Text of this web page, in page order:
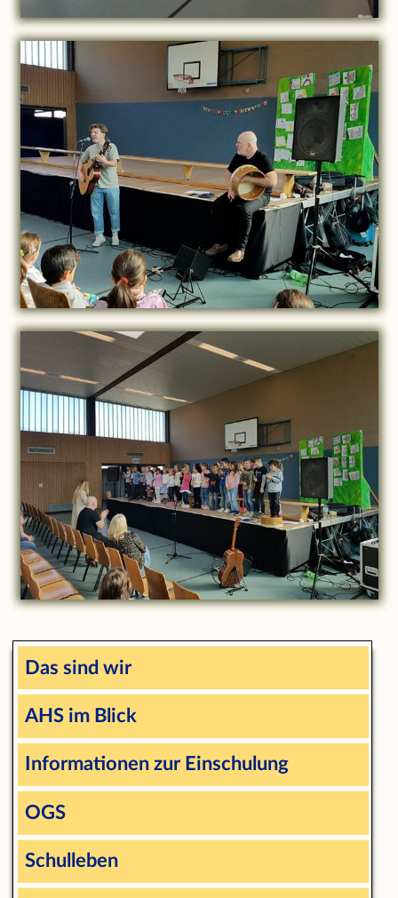
Das sind wir
AHS im Blick
Informationen zur Einschulung
OGS
Schulleben